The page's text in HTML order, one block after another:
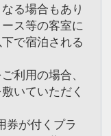
る場合もあり
ス等の客室に
で宿泊される
利用の場合、
いていただく
券が付くプラ